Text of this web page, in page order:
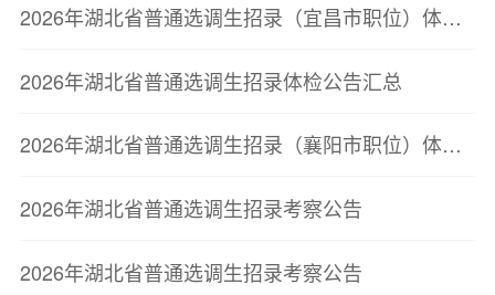
2026年湖北省普通选调生招录（宜昌市职位）体检公告
2026年湖北省普通选调生招录体检公告汇总
2026年湖北省普通选调生招录（襄阳市职位）体检公告
2026年湖北省普通选调生招录考察公告
2026年湖北省普通选调生招录考察公告